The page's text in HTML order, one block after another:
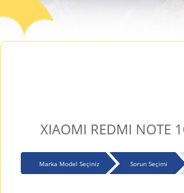
XIAOMI REDMI NOTE
Marka Model Seçiniz Sorun Seçimi